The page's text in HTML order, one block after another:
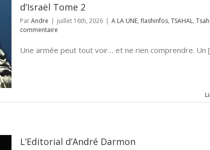
d’Israël Tome 2
ParAndre | juillet 16th, 2026 | A LA UNE, flashinfos, TSAHAL,
commentaire
Une armée peut tout voir… et ne rien comprendre. Un
L’Editorial d’André Darmon